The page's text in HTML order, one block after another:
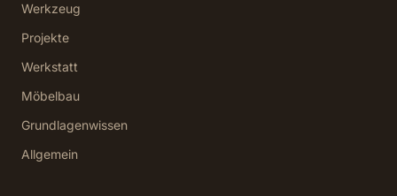
Werkzeug
Projekte
Werkstatt
Möbelbau
Grundlagenwissen
Allgemein